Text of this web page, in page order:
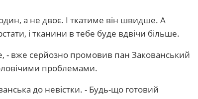
а не двоє. І ткатиме він швидше. А
і тканини в тебе буде вдвічи більше.
- вже серйозно промовив пан Закованський
проблемами.
до невістки. - Будь-що готовий